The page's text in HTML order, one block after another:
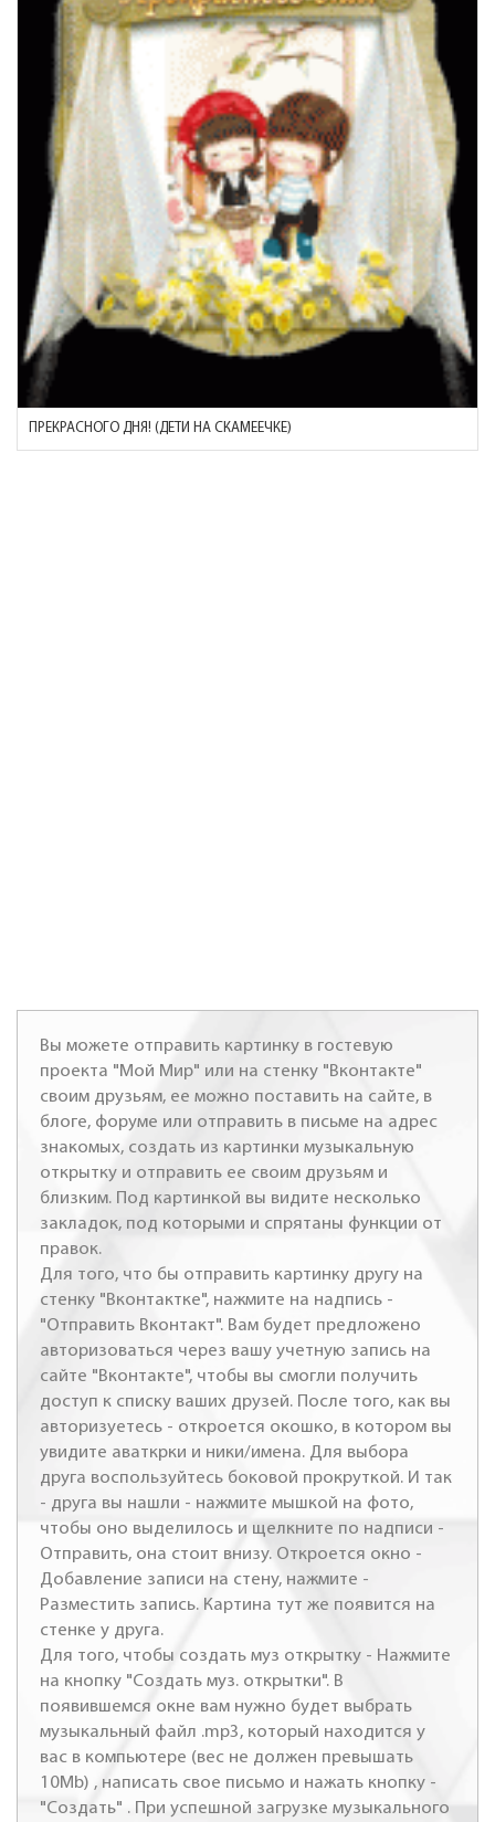
ПРЕКРАСНОГО ДНЯ! (ДЕТИ НА СКАМЕЕЧКЕ)
Вы можете отправить картинку в гостевую
проекта "Мой Мир" или на стенку "Вконтакте"
своим друзьям, ее можно поставить на сайте, в
блоге, форуме или отправить в письме на адрес
знакомых, создать из картинки музыкальную
открытку и отправить ее своим друзьям и
близким. Под картинкой вы видите несколько
закладок, под которыми и спрятаны функции от
правок.
Для того, что бы отправить картинку другу на
стенку "Вконтактке", нажмите на надпись -
"Отправить Вконтакт". Вам будет предложено
авторизоваться через вашу учетную запись на
сайте "Вконтакте", чтобы вы смогли получить
доступ к списку ваших друзей. После того, как вы
авторизуетесь - откроется окошко, в котором вы
увидите аваткрки и ники/имена. Для выбора
друга воспользуйтесь боковой прокруткой. И так
- друга вы нашли - нажмите мышкой на фото,
чтобы оно выделилось и щелкните по надписи -
Отправить, она стоит внизу. Откроется окно -
Добавление записи на стену, нажмите -
Разместить запись. Картина тут же появится на
стенке у друга.
Для того, чтобы создать муз открытку - Нажмите
на кнопку "Создать муз. открытки". В
появившемся окне вам нужно будет выбрать
музыкальный файл .mp3, который находится у
вас в компьютере (вес не должен превышать
10Mb) , написать свое письмо и нажать кнопку -
"Создать" . При успешной загрузке музыкального